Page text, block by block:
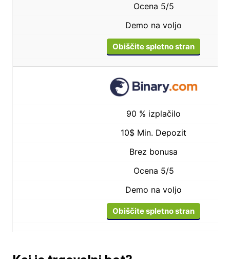
Ocena 5/5
Demo na voljo
Obiščite spletno stran
90 % izplačilo
10$ Min. Depozit
Brez bonusa
Ocena 5/5
Demo na voljo
Obiščite spletno stran